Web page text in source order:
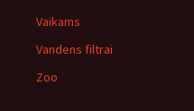
Vaikams
Vandens filtrai
Zoo